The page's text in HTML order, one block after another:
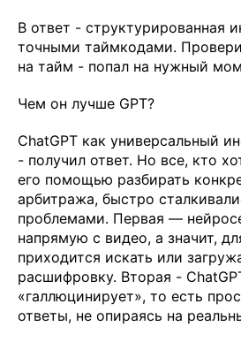
В ответ - структурированная
точными таймкодами.
на тайм - попал на нужный
Чем он лучше GPT?
ChatGPT как универсальный
- получил ответ. Но все, кто
его помощью разбирать
арбитража, быстро
проблемами. Первая —
напрямую с видео, а значит,
приходится искать или
расшифровку. Вторая -
«галлюцинирует», то есть
ответы, не опираясь на